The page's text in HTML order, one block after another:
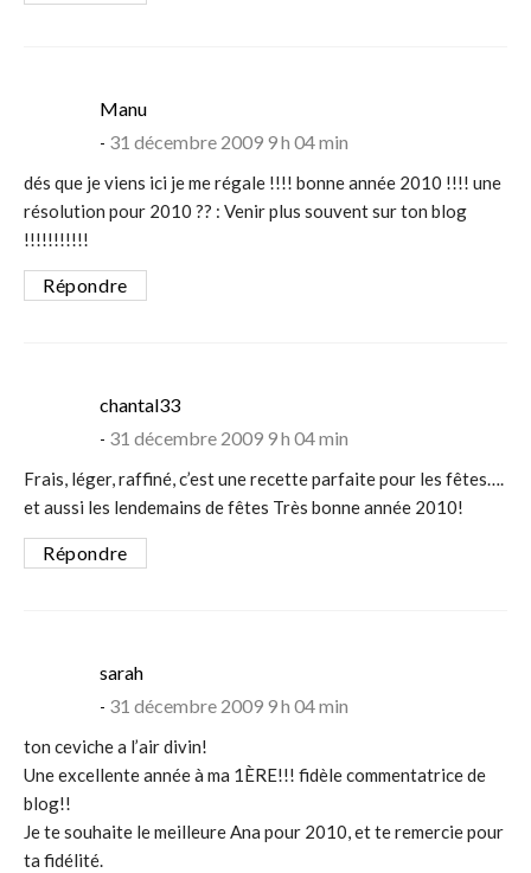
Manusays:
31 décembre 2009 9 h 04 min
dés que je viens ici je me régale !!!! bonne année 2010 !!!! une
résolution pour 2010 ?? : Venir plus souvent sur ton blog
!!!!!!!!!!!
Répondre
chantal33says:
31 décembre 2009 9 h 04 min
Frais, léger, raffiné, c’est une recette parfaite pour les fêtes….
et aussi les lendemains de fêtes Très bonne année 2010!
Répondre
sarahsays:
31 décembre 2009 9 h 04 min
ton ceviche a l’air divin!
Une excellente année à ma 1ÈRE!!! fidèle commentatrice de
blog!!
Je te souhaite le meilleure Ana pour 2010, et te remercie pour
ta fidélité.